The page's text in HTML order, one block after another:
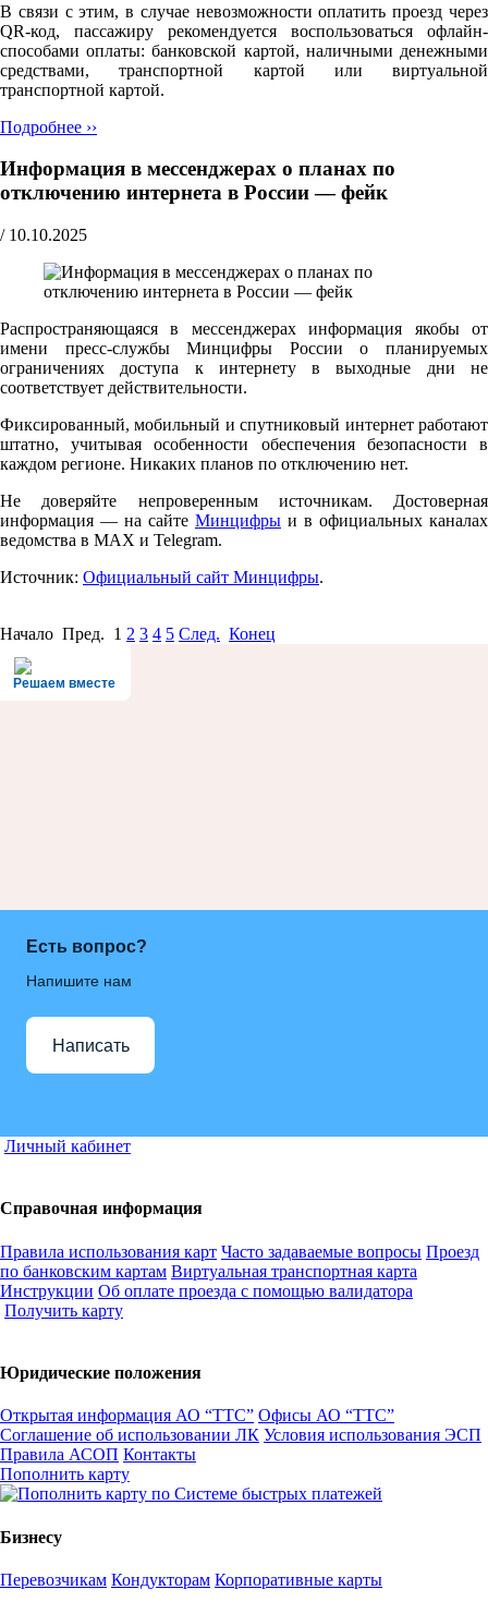
В связи с этим, в случае невозможности оплатить проезд через
QR-код, пассажиру рекомендуется воспользоваться офлайн-
способами оплаты: банковской картой, наличными денежными
средствами, транспортной картой или виртуальной
транспортной картой.
Подробнее ››
Информация в мессенджерах о планах по
отключению интернета в России — фейк
/ 10.10.2025
Распространяющаяся в мессенджерах информация якобы от
имени пресс-службы Минцифры России о планируемых
ограничениях доступа к интернету в выходные дни не
соответствует действительности.
Фиксированный, мобильный и спутниковый интернет работают
штатно, учитывая особенности обеспечения безопасности в
каждом регионе. Никаких планов по отключению нет.
Не доверяйте непроверенным источникам. Достоверная
информация — на сайте Минцифры и в официальных каналах
ведомства в MAX и Telegram.
Источник: Официальный сайт Минцифры.
Начало Пред. 1 2 3 4 5 След. Конец
Решаем вместе
Есть вопрос?
Напишите нам
Написать
Личный кабинет
Справочная информация
Правила использования карт Часто задаваемые вопросы Проезд
по банковским картам Виртуальная транспортная карта
Инструкции Об оплате проезда с помощью валидатора
Получить карту
Юридические положения
Открытая информация АО “ТТС” Офисы АО “ТТС”
Соглашение об использовании ЛК Условия использования ЭСП
Правила АСОП Контакты
Пополнить карту
Бизнесу
Перевозчикам Кондукторам Корпоративные карты